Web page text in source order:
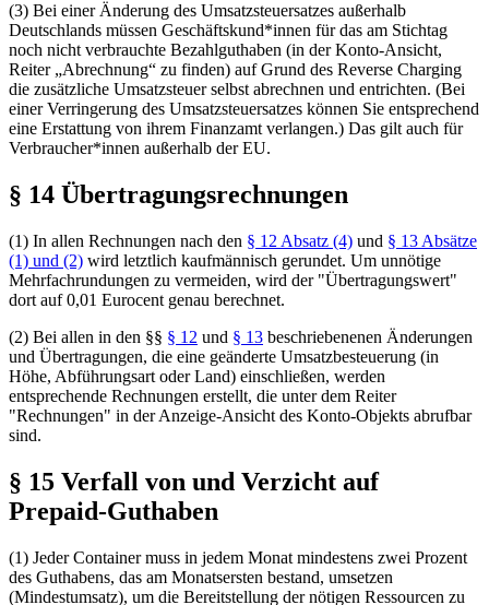
(3) Bei einer Änderung des Umsatzsteuersatzes außerhalb
Deutschlands müssen Ge­schäfts­kun­d*in­nen für das am Stichtag
noch nicht verbrauchte Bezahlguthaben (in der Konto-Ansicht,
Reiter „Abrechnung“ zu finden) auf Grund des Reverse Charging
die zusätzliche Umsatzsteuer selbst abrechnen und entrichten. (Bei
einer Verringerung des Umsatzsteuersatzes können Sie entsprechend
eine Erstattung von ihrem Finanzamt verlangen.) Das gilt auch für
Verbraucher*innen außerhalb der EU.
§ 14 Übertragungsrechnungen
(1) In allen Rechnungen nach den § 12 Absatz (4) und § 13 Absätze
(1) und (2) wird letztlich kaufmännisch gerundet. Um unnötige
Mehrfachrundungen zu vermeiden, wird der "Übertragungswert"
dort auf 0,01 Eurocent genau berechnet.
(2) Bei allen in den §§ § 12 und § 13 beschriebenenen Änderungen
und Übertragungen, die eine geänderte Umsatzbesteuerung (in
Höhe, Abführungsart oder Land) einschließen, werden
entsprechende Rechnungen erstellt, die unter dem Reiter
"Rechnungen" in der Anzeige-Ansicht des Konto-Objekts abrufbar
sind.
§ 15 Verfall von und Verzicht auf
Prepaid-Guthaben
(1) Jeder Container muss in jedem Monat mindestens zwei Prozent
des Guthabens, das am Monatsersten bestand, umsetzen
(Mindestumsatz), um die Bereitstellung der nötigen Ressourcen zu